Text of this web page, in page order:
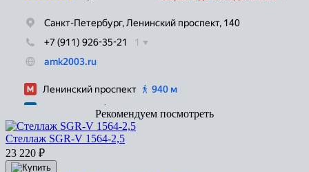
Рекомендуем посмотреть
Стеллаж SGR-V 1564-2,5
23 220 ₽